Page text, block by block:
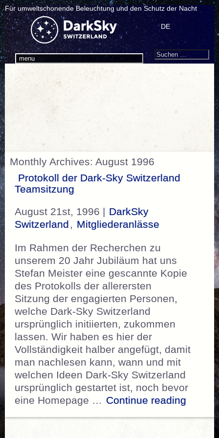
Für umweltschonende Beleuchtung und den Schutz der Nacht
menu
DE
Search
Suchen
Monthly Archives: August 1996
Protokoll der Dark-Sky Switzerland
Teamsitzung
August 21st, 1996 | DarkSky
Switzerland , Mitgliederanlässe
Im Rahmen der Recherchen zu
unserem 20 Jahr Jubiläum hat uns
Stefan Meister eine gescannte Kopie
des Protokolls der allerersten
Sitzung der engagierten Personen,
welche Dark-Sky Switzerland
ursprünglich initiierten, zukommen
lassen. Wir haben es hier der
Vollständigkeit halber angefügt, damit
man nachlesen kann, wann und mit
welchen Ideen Dark-Sky Switzerland
ursprünglich gestartet ist, noch bevor
eine Homepage … Continue reading